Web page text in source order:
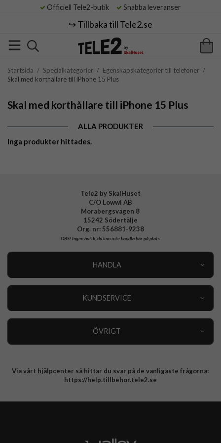
Officiell Tele2-butik Snabba leveranser
↪️ Tillbaka till Tele2.se
Startsida / Specialkategorier / Egenskapskategorier till telefoner /
Skal med korthållare till iPhone 15 Plus
Skal med korthållare till iPhone 15 Plus
ALLA PRODUKTER
Inga produkter hittades.
Tele2 by SkalHuset
C/O Lowwi AB
Morabergsvägen 8
15242 Södertälje
Org. nr: 556881-9238
OBS!Ingen butik, du kan inte handla här på plats
HANDLA
KUNDSERVICE
ÖVRIGT
Integritetspolicy
Via vårt hjälpcenter så hittar du svar på de vanligaste frågorna:
https://help.tillbehor.tele2.se